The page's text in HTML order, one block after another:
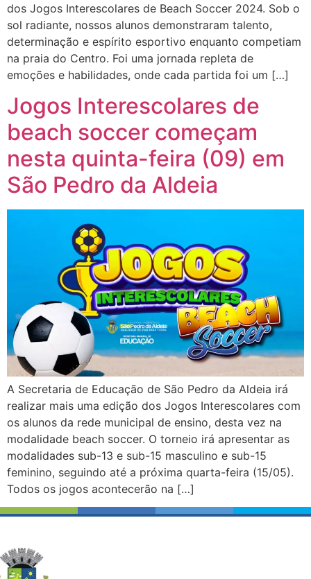
dos Jogos Interescolares de Beach Soccer 2024. Sob o
sol radiante, nossos alunos demonstraram talento,
determinação e espírito esportivo enquanto competiam
na praia do Centro. Foi uma jornada repleta de
emoções e habilidades, onde cada partida foi um […]
Jogos Interescolares de
beach soccer começam
nesta quinta-feira (09) em
São Pedro da Aldeia
A Secretaria de Educação de São Pedro da Aldeia irá
realizar mais uma edição dos Jogos Interescolares com
os alunos da rede municipal de ensino, desta vez na
modalidade beach soccer. O torneio irá apresentar as
modalidades sub-13 e sub-15 masculino e sub-15
feminino, seguindo até a próxima quarta-feira (15/05).
Todos os jogos acontecerão na […]